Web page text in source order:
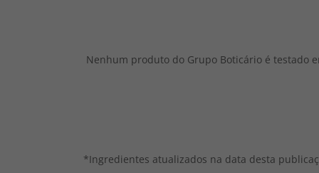
Nenhum produto do Grupo Boticário é testado
*Ingredientes atualizados na data desta